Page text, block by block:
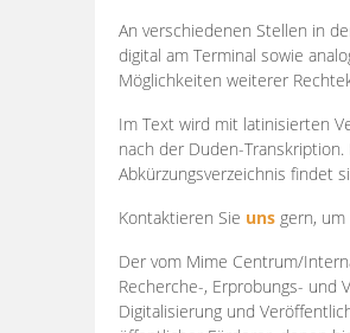
An verschiedenen Stellen in
digital am Terminal sowie
Möglichkeiten weiterer
Im Text wird mit latinisierten
nach der Duden-
Abkürzungsverzeichnis findet
Kontaktieren Sie uns gern,
Der vom Mime Centrum/
Recherche-, Erprobungs- und
Digitalisierung und